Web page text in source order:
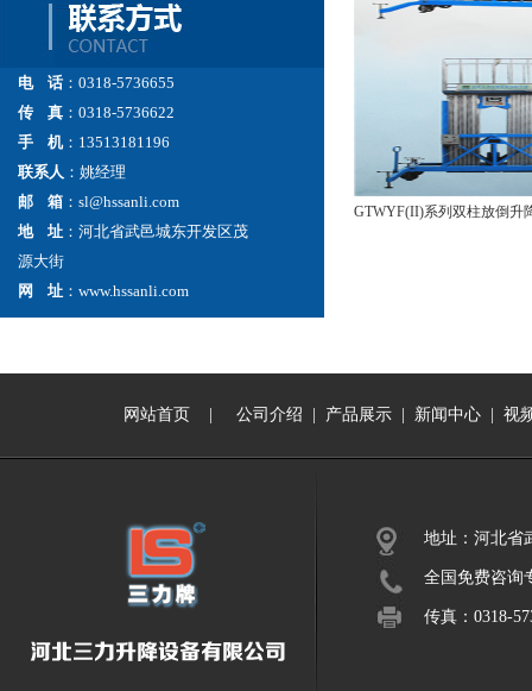
电 话 ：0318-5736655
传 真 ：0318-5736622
手 机：13513181196
联系人 ：姚经理
邮 箱 ：sl@hssanli.com
地 址 ：河北省武邑城东开发区茂
源大街
网 址 ：www.hssanli.com
GTWYF(II)系列双柱放倒升
网站首页 公司介绍 产品展示 新闻中心 视
地址：河北省
全国免费咨询
传真：0318-